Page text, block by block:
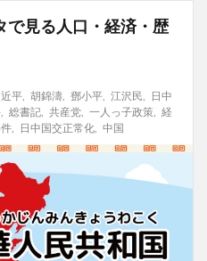
で見る人口・経済・歴
平, 胡錦濤, 鄧小平, 江沢民
日中
総書記 共産党 一人っ子政策
経
日中国交正常化 中国